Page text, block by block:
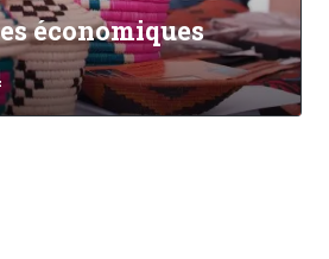
économiques